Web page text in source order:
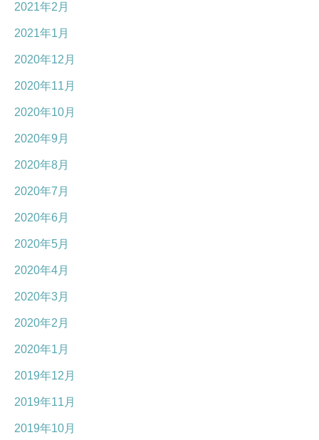
2021年2月
2021年1月
2020年12月
2020年11月
2020年10月
2020年9月
2020年8月
2020年7月
2020年6月
2020年5月
2020年4月
2020年3月
2020年2月
2020年1月
2019年12月
2019年11月
2019年10月